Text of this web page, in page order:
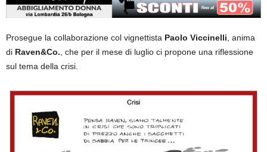
Prosegue la collaborazione col vignettista Paolo Viccinelli , anima
di Raven&Co. , che per il mese di luglio ci propone una riflessione
sul tema della crisi.